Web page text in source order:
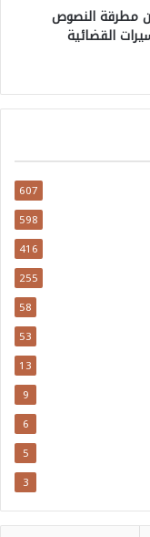
مطرقة النصوص
القضائية
607
598
416
255
58
53
13
9
6
5
3